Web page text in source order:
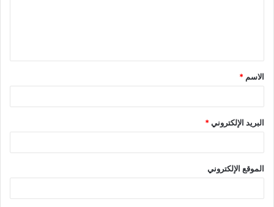
ق
*
الاسم *
البريد الإلكتروني*
الموقع الإلكتروني